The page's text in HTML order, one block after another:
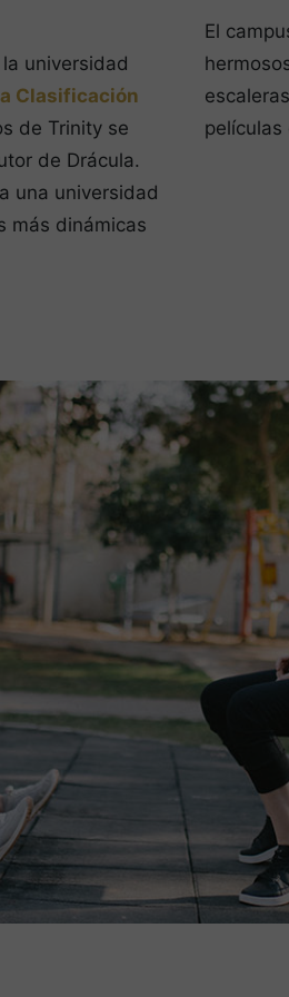
la universidad
Clasificación
de Trinity se
de Drácula.
una universidad
más dinámicas
El
películas